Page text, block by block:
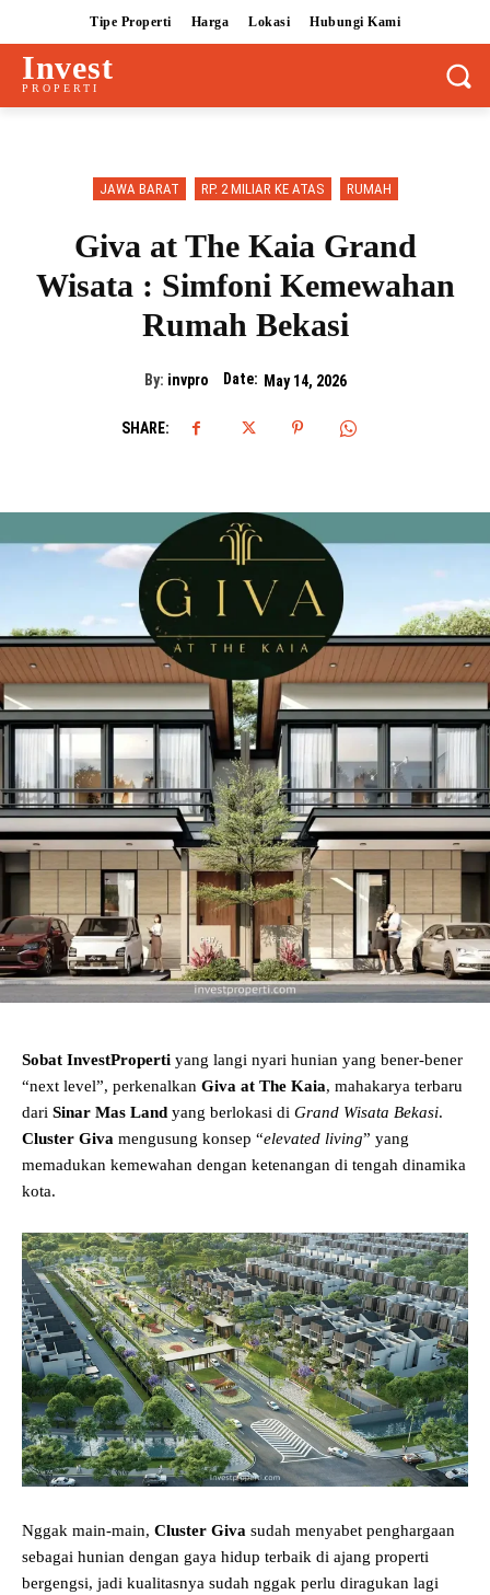
Tipe Properti Harga Lokasi Hubungi Kami
Invest
PROPERTI
JAWA BARAT RP. 2 MILIAR KE ATAS RUMAH
Giva at The Kaia Grand
Wisata : Simfoni Kemewahan
Rumah Bekasi
By: invpro Date: May 14, 2026
SHARE:
Sobat InvestProperti yang langi nyari hunian yang bener-bener
“next level”, perkenalkan Giva at The Kaia, mahakarya terbaru
dari Sinar Mas Land yang berlokasi di Grand Wisata Bekasi.
Cluster Giva mengusung konsep “elevated living” yang
memadukan kemewahan dengan ketenangan di tengah dinamika
kota.
Nggak main-main, Cluster Giva sudah menyabet penghargaan
sebagai hunian dengan gaya hidup terbaik di ajang properti
bergengsi, jadi kualitasnya sudah nggak perlu diragukan lagi